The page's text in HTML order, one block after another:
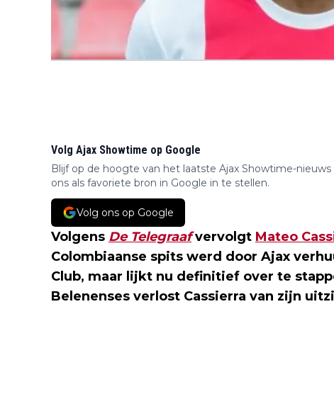
Volg Ajax Showtime op Google
Blijf op de hoogte van het laatste Ajax Showtime-nieuws
ons als favoriete bron in Google in te stellen.
Volg ons op Google
Volgens De Telegraafvervolgt Mateo
Colombiaanse spits werd door Ajax
Club, maar lijkt nu definitief over te
Belenenses verlost Cassierra van zijn